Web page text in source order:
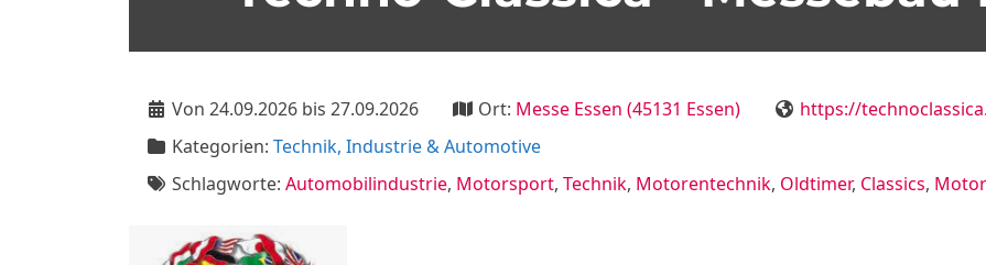
Von 24.09.2026 bis 27.09.2026 Ort: Messe Essen (45131 Essen)
https://
Kategorien: Technik, Industrie & Automotive
Schlagworte: Automobilindustrie, Motorsport, Technik, Motorentechnik, Oldtimer, Classics,